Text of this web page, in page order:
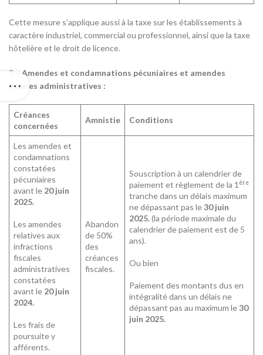
Cette mesure s’applique aussi à la taxe sur les établissements à
caractère industriel, commercial ou professionnel, ainsi que la taxe
hôtelière et le droit de licence.
2 – Amendes et condamnations pécuniaires et amendes
fiscales administratives :
Créances
concernées
Amnistie Conditions
Les amendes et
condamnations
constatées
pécuniaires
avant le 20 juin
2025.
Les amendes
relatives aux
infractions
fiscales
administratives
constatées
avant le 20 juin
2024.
Les frais de
poursuite y
afférents.
Abandon
de 50%
des
créances
fiscales.
Souscription à un calendrier de
paiement et règlement de la 1 ère
tranche dans un délais maximum
ne dépassant pas le30 juin
2025.(la période maximale du
calendrier de paiement est de 5
ans).
Ou bien
Paiement des montants dus en
intégralité dans un délais ne
dépassant pas au maximum le30
juin 2025.